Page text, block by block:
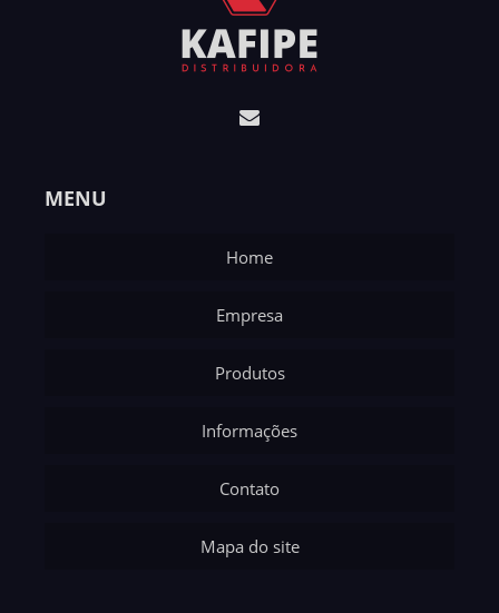
MENU
Home
Empresa
Produtos
Informações
Contato
Mapa do site